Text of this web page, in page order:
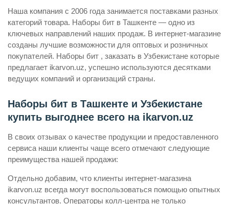
Наша компания с 2006 года занимается поставками разных
категорий товара. Наборы бит в Ташкенте — одно из
ключевых направлений наших продаж. В интернет-магазине
созданы лучшие возможности для оптовых и розничных
покупателей. Наборы бит , заказать в Узбекистане которые
предлагает ikarvon.uz, успешно используются десятками
ведущих компаний и организаций страны.
Наборы бит в Ташкенте и Узбекистане
купить выгоднее всего на ikarvon.uz
В своих отзывах о качестве продукции и предоставленного
сервиса наши клиенты чаще всего отмечают следующие
преимущества нашей продажи:
Отдельно добавим, что клиенты интернет-магазина
ikarvon.uz всегда могут воспользоваться помощью опытных
консультантов. Операторы колл-центра не только